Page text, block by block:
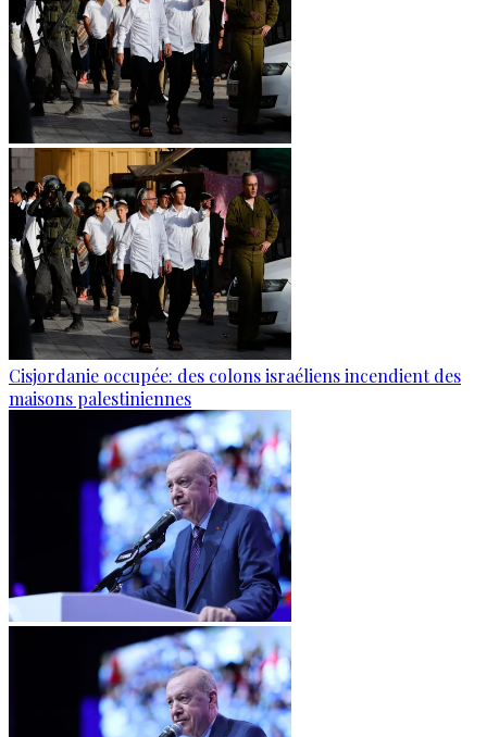
Cisjordanie occupée: des colons israéliens incendient des
maisons palestiniennes